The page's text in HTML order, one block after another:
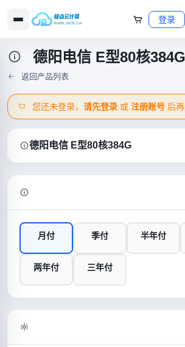
登录
德阳电信 E型80核384G
返回产品列表
您还未登录，请先登录 或注册账号 后
德阳电信 E型80核384G
月付 季付 半年付
两年付 三年付